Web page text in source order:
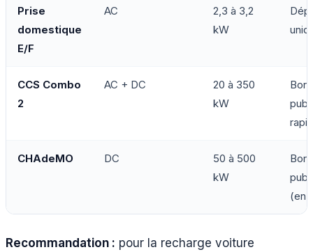
Prise
domestique
E/F
AC
2,3 à 3,2
kW
CCS Combo
2
AC + DC
20 à 350
kW
CHAdeMO DC
50 à 500
kW
(en
Recommandation : pour la recharge voiture